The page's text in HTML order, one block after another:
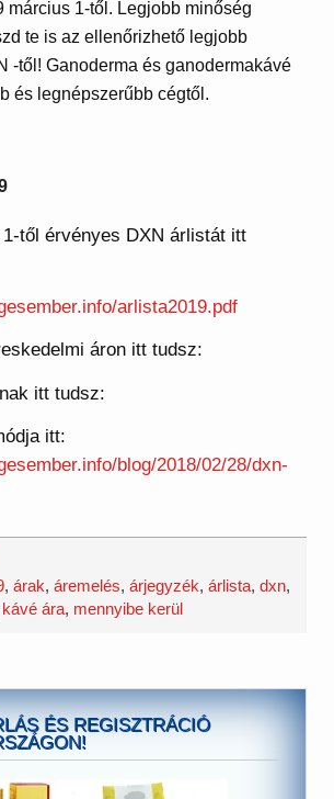
március 1-től. Legjobb minőség
te is az ellenőrizhető legjobb
-től! Ganoderma és ganodermakávé
és legnépszerűbb cégtől.
től érvényes DXN árlistát itt
arlista2019.pdf
áron itt tudsz:
itt tudsz:
itt:
blog/2018/02/28/dxn-
,árak,áremelés,árjegyzék,árlista,dxn,
kávé ára, mennyibe kerül
ÉS REGISZTRÁCIÓ